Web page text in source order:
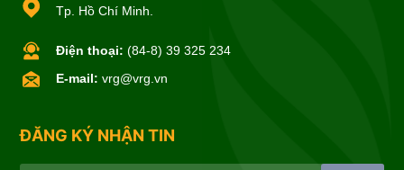
Tp. Hồ Chí Minh.
Điện thoại: (84-8) 39 325 234
E-mail: vrg@vrg.vn
ĐĂNG KÝ NHẬN TIN